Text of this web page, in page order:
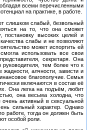
всеми перечисленными
на практике, в работе.
слишком слабый, безвольный
на то, что она сможет
постановку высоких целей и
слабы и не позволяют
может испортить ей
использовать все свои
секретаря. Она
тем более что к
алчности, зависти и
благополучие. Семья
включаются в состав её
Она легка на подъём, любит
она весьма холодна, что
активный в сексуальной
сильный характер. Однако
работе, тогда он должен быть
особой роли.